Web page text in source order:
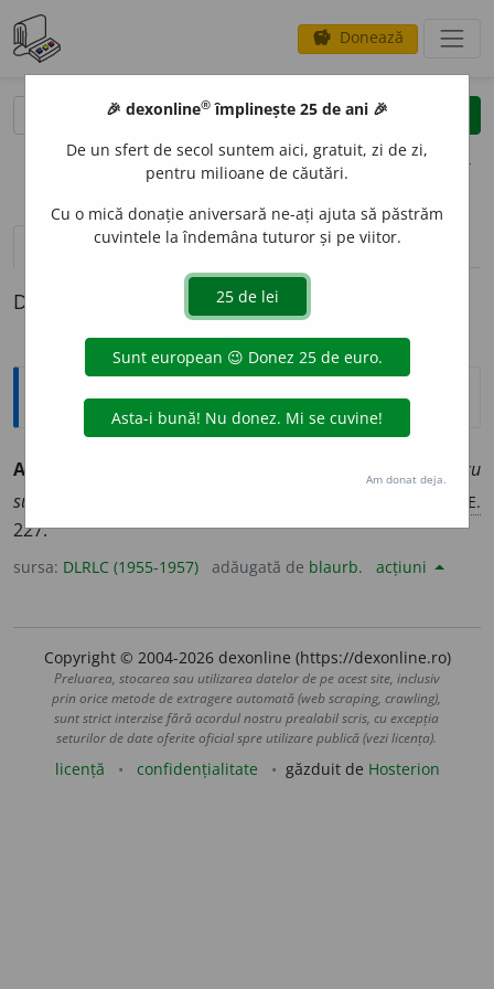
savings Donează
clear
opțiuni
definiții (1) pronunțievolume_up (7)
Definiția cu ID-ul 893296:
Explicative DEX
ANG
Gioconda, cu
surîsul ei angelic, devenise aspră, dură și crudă.
BART, E.
227.
sursa: DLRLC (1955-1957) adăugată de blaurb. acțiuni
Copyright © 2004-2026 dexonline (https://dexonline.ro)
Preluarea, stocarea sau utilizarea datelor de pe acest site, inclusiv
prin orice metode de extragere automată (web scraping, crawling),
sunt strict interzise fără acordul nostru prealabil scris, cu excepția
seturilor de date oferite oficial spre utilizare publică (vezi licența).
licență confidențialitate găzduit de Hosterion
🎉 dexonline® împlinește 25 de ani 🎉
De un sfert de secol suntem aici, gratuit, zi de zi,
pentru milioane de căutări.
Cu o mică donație aniversară ne-ați ajuta să păstrăm
cuvintele la îndemâna tuturor și pe viitor.
Am donat deja.